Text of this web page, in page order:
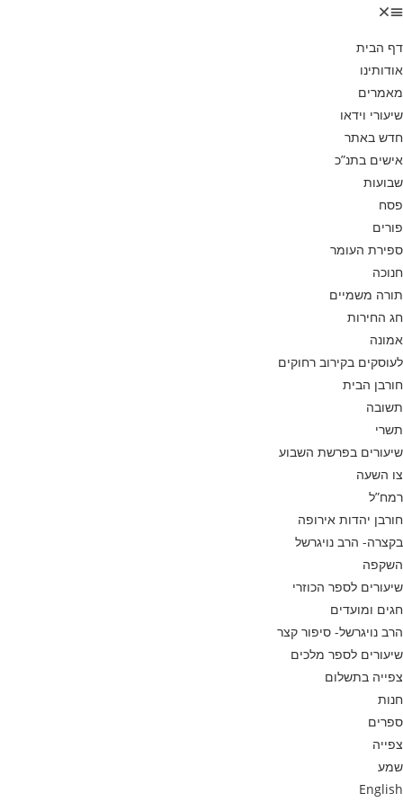
דף הבית
אודותינו
מאמרים
שיעורי וידאו
חדש באתר
אישים בתנ”כ
שבועות
פסח
פורים
ספירת העומר
חנוכה
תורה משמיים
חג החירות
אמונה
לעוסקים בקירוב רחוקים
חורבן הבית
תשובה
תשרי
שיעורים בפרשת השבוע
צו השעה
רמח”ל
חורבן יהדות אירופה
בקצרה- הרב נויגרשל
השקפה
שיעורים לספר הכוזרי
חגים ומועדים
הרב נויגרשל- סיפור קצר
שיעורים לספר מלכים
צפייה בתשלום
חנות
ספרים
צפייה
שמע
English